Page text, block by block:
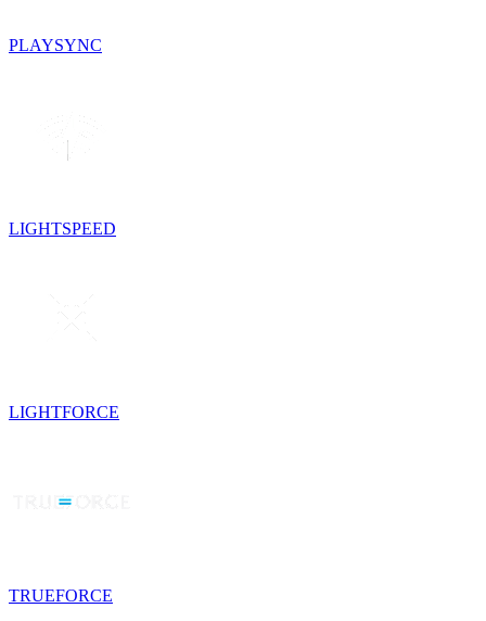
PLAYSYNC
LIGHTSPEED
LIGHTFORCE
TRUEFORCE